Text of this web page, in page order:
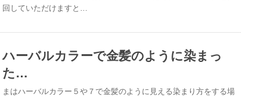
回していただけますと…
ハーバルカラーで金髪のように染まっ
た…
まはハーバルカラー５や７で金髪のように見える染まり方をする場